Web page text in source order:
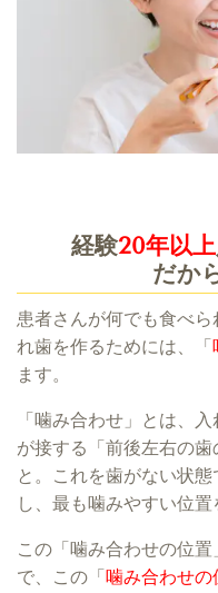
経験20年以上
だか
患者さんが何でも食べ
れ歯を作るためには、「
ます。
「噛み合わせ」とは、
が接する「前後左右の
と。これを歯がない状
し、最も噛みやすい位置
この「噛み合わせの位
で、この「 噛み合わせの